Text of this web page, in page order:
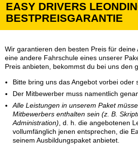
EASY DRIVERS
BESTPREISGARANTIE
Wir garantieren den besten Preis für deine
eine andere Fahrschule eines unserer
Preis anbieten, bekommst du bei uns den
Bitte bring uns das Angebot vorbei oder
Der Mitbewerber muss namentlich
Alle Leistungen in unserem Paket
Mitbewerbers enthalten sein (z. B.
Administration) , d. h. die angebotenen
vollumfänglich jenen entsprechen, die
seinem Ausbildungspaket anbietet.